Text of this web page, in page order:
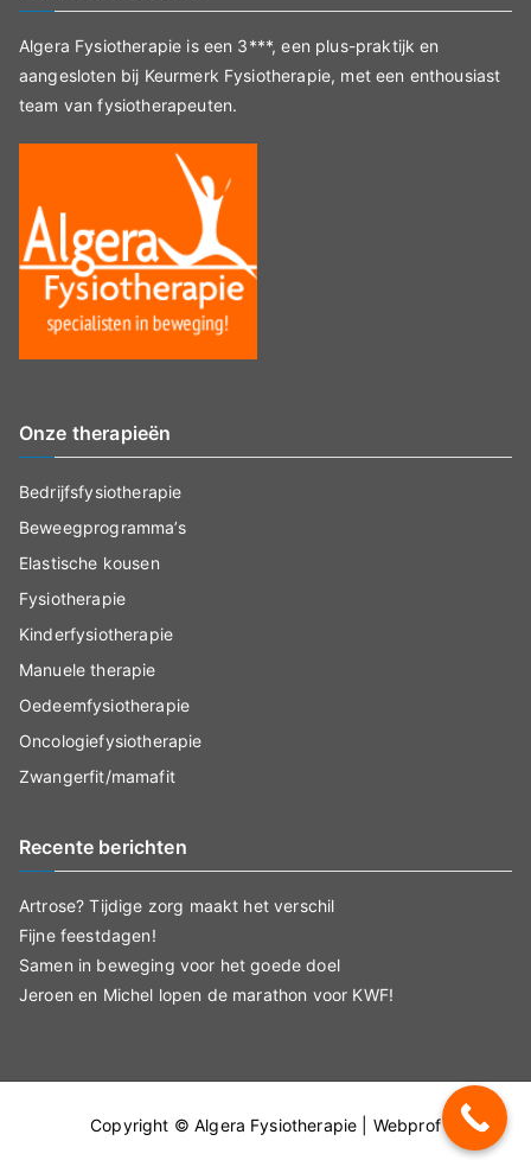
Algera Fysiotherapie is een 3***, een plus-praktijk en
aangesloten bij Keurmerk Fysiotherapie, met een enthousiast
team van fysiotherapeuten.
Onze therapieën
Bedrijfsfysiotherapie
Beweegprogramma’s
Elastische kousen
Fysiotherapie
Kinderfysiotherapie
Manuele therapie
Oedeemfysiotherapie
Oncologiefysiotherapie
Zwangerfit/mamafit
Recente berichten
Artrose? Tijdige zorg maakt het verschil
Fijne feestdagen!
Samen in beweging voor het goede doel
Jeroen en Michel lopen de marathon voor KWF!
Copyright ©Algera Fysiotherapie Webprof